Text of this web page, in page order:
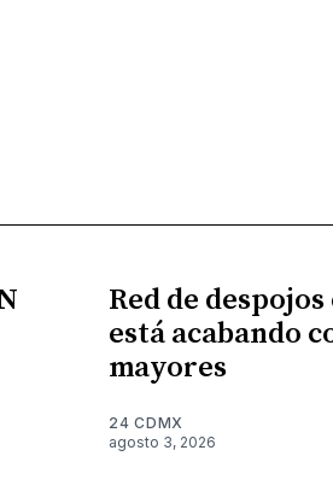
Red de despojos
está acabando
mayores
24 CDMX
agosto 3, 2026